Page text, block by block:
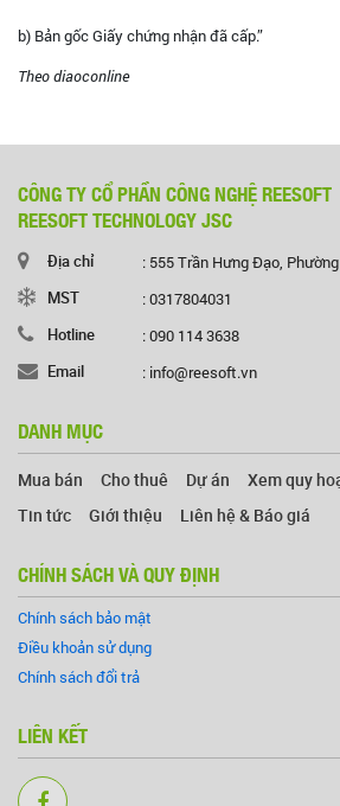
b) Bản gốc Giấy chứng nhận đã cấp.”
Theo diaoconline
CÔNG TY CỔ PHẦN CÔNG NGHỆ REESOFT
REESOFT TECHNOLOGY JSC
Địa chỉ
: 555 Trần Hưng Đạo,
MST
: 0317804031
Hotline
: 090 114 3638
Email
: info@reesoft.vn
DANH MỤC
Mua bán Cho thuê Dự án Xem quy
Tin tức
Giới thiệu Liên hệ & Báo giá
CHÍNH SÁCH VÀ QUY ĐỊNH
Chính sách bảo mật
Điều khoản sử dụng
Chính sách đổi trả
LIÊN KẾT